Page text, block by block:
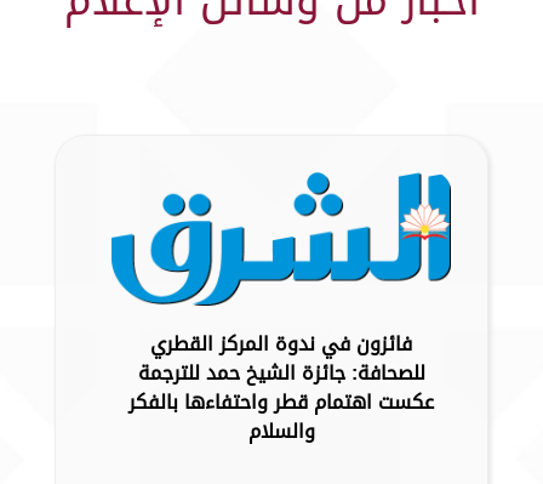
فائزون في ندوة المركز القطري
للصحافة: جائزة الشيخ حمد للترجمة
عكست اهتمام قطر واحتفاءها بالفكر
والسلام